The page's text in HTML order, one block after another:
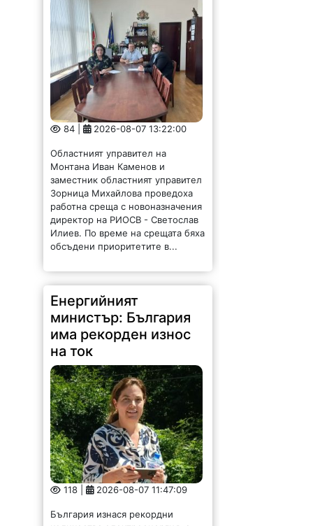
Монтана Иван Каменов и
заместник областният управител
Зорница Михайлова проведоха
работна среща с новоназначения
директор на РИОСВ - Светослав
Илиев. По време на срещата бяха
обсъдени приоритетите в...
министър: България
има рекорден износ
на ток
118 | 2026-08-07 11:47:09
България изнася рекордни
количества електроенергия, а
АЕЦ „Козлодуй“ продължава да
работи без затруднения въпреки
рекордно ниските нива на река
Дунав. Това заяви министърът на
енергетиката Ива Петрова в
ефира на...
отдава под наем имот